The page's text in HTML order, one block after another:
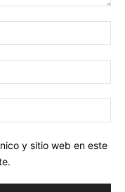
y sitio web en este